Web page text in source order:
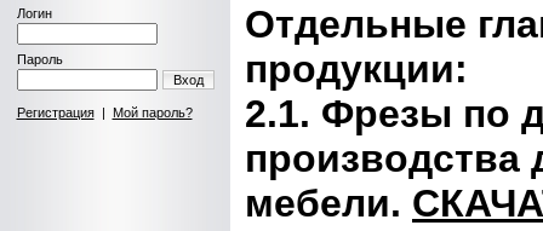
Логин
Пароль
Вход
Регистрация| Мой пароль?
Отдельные
продукции:
2.1. Фрезы по
производства
мебели.